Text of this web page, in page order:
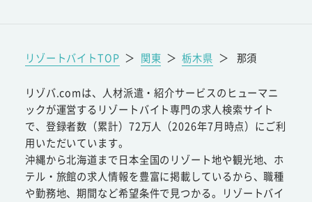
リゾートバイトTOP ＞ 関東 ＞ 栃木県 ＞ 那須
リゾバ.comは、人材派遣・紹介サービスのヒューマニ
ックが運営するリゾートバイト専門の求人検索サイト
で、登録者数（累計）72万人（2026年7月時点）にご利
用いただいています。
沖縄から北海道まで日本全国のリゾート地や観光地、ホ
テル・旅館の求人情報を豊富に掲載しているから、職種
や勤務地、期間など希望条件で見つかる。リゾートバイ